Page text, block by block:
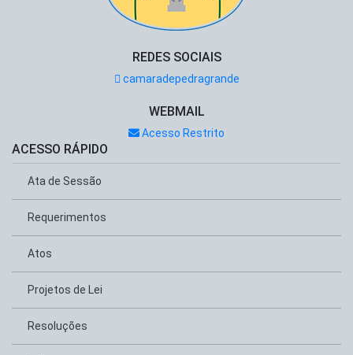
REDES SOCIAIS
camaradepedragrande
WEBMAIL
Acesso Restrito
ACESSO RÁPIDO
Ata de Sessão
Requerimentos
Atos
Projetos de Lei
Resoluções